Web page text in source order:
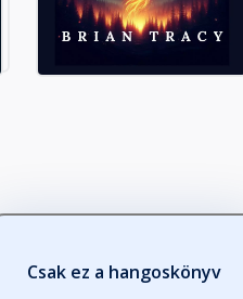
Csak ez a hangoskönyv